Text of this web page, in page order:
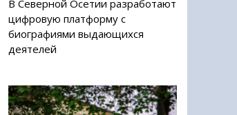
В Северной Осетии разработают
цифровую платформу с
биографиями выдающихся
деятелей